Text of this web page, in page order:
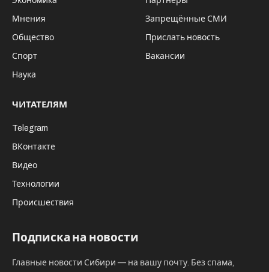
Мнения
Общество
Спорт
Наука
Запрещённые СМИ
Прислать новость
Вакансии
ЧИТАТЕЛЯМ
Telegram
ВКонтакте
Видео
Технологии
Происшествия
Подписка на новости
Главные новости Сибири — на вашу почту. Без спама,